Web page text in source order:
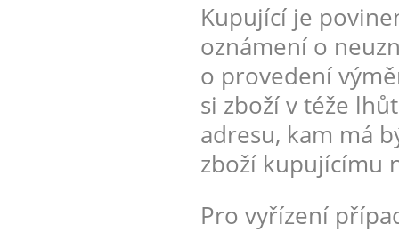
Kupující je
oznámení o
o provedení
si zboží v téže
adresu, kam má
zboží kupujícímu
Pro vyřízení